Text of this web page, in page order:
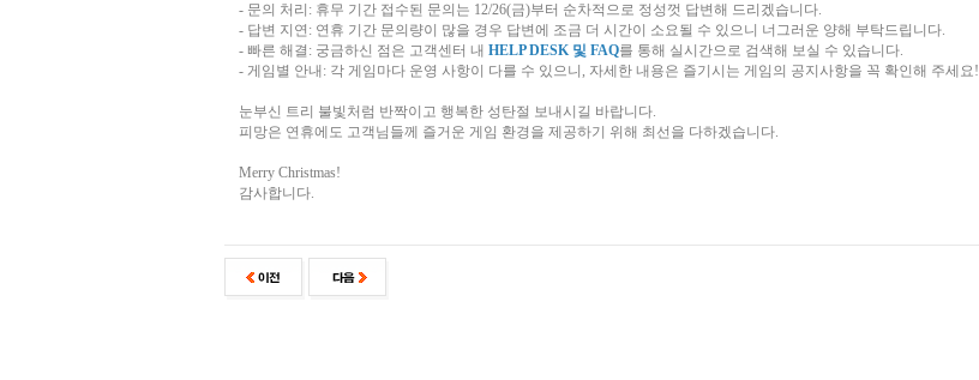
- 문의 처리: 휴무 기간 접수된 문의는 12/26(금)부터 순차적으로 정성껏 답변해 드리겠습니다.
- 답변 지연: 연휴 기간 문의량이 많을 경우 답변에 조금 더 시간이 소요될 수 있으니 너그러운 양해 부탁드립니다.
- 빠른 해결: 궁금하신 점은 고객센터 내 HELP DESK 및 FAQ를 통해 실시간으로 검색해 보실 수 있습니다.
- 게임별 안내: 각 게임마다 운영 사항이 다를 수 있으니, 자세한 내용은 즐기시는 게임의 공지사항을 꼭 확인해 주세요!
눈부신 트리 불빛처럼 반짝이고 행복한 성탄절 보내시길 바랍니다.
피망은 연휴에도 고객님들께 즐거운 게임 환경을 제공하기 위해 최선을 다하겠습니다.
Merry Christmas!
감사합니다.